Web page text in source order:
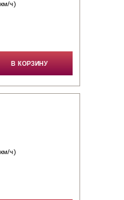
ч)
В КОРЗИНУ
ч)